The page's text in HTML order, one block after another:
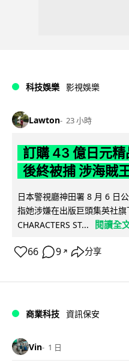
科技娛樂 影視娛樂
Lawton 23 小時
訂購 43 億日元
後終被捕 涉海賊
日本警視廳神田署 8 月 6 日
指她涉嫌在出版巨頭集英社旗
CHARACTERS ST...
閱讀全
66 9 ↗ 分享
商業科技 資訊保安
Vin 1 日